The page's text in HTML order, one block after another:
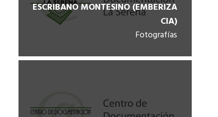
ESCRIBANO MONTESINO (EMBERIZA
CIA)
Fotografías